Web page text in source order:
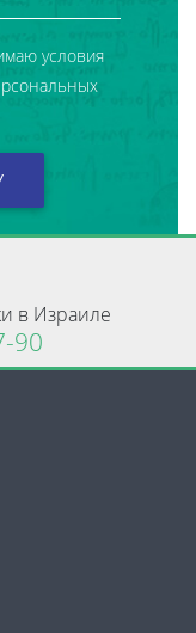
условия
в Израиле
90